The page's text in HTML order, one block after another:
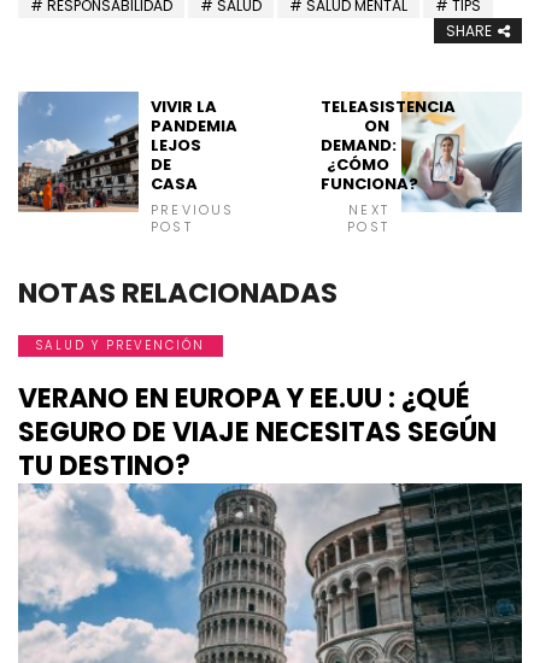
RESPONSABILIDAD SALUD SALUD MENTAL
TIPS
SHARE
VIVIR LA
PANDEMIA
LEJOS
DE
CASA
PREVIOUS
POST
TELEASISTENCIA
ON
DEMAND:
¿CÓMO
FUNCIONA?
NEXT
POST
NOTAS RELACIONADAS
SALUD Y PREVENCIÓN
VERANO EN EUROPA Y EE.UU : ¿QUÉ
SEGURO DE VIAJE NECESITAS SEGÚN
TU DESTINO?